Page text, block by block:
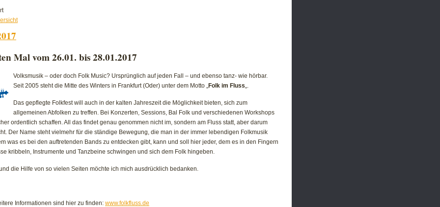
für
Ausschreibung
ART
der
2017
Mal vom 26.01. bis 28.01.2017
Volksmusik – oder doch Folk Music? Ursprünglich auf jeden Fall – und ebenso tanz- wie hörbar.
Seit 2005 steht die Mitte des Winters in Frankfurt (Oder) unter dem Motto „Folk im Fluss„.
Das gepflegte Folkfest will auch in der kalten Jahreszeit die Möglichkeit bieten, sich zum
allgemeinen Abfolken zu treffen. Bei Konzerten, Sessions, Bal Folk und verschiedenen Workshops
ordentlich schaffen. All das findet genau genommen nicht im, sondern am Fluss statt, aber darum
Der Name steht vielmehr für die ständige Bewegung, die man in der immer lebendigen Folkmusik
was es bei den auftretenden Bands zu entdecken gibt, kann und soll hier jeder, dem es in den Fingern
kribbeln, Instrumente und Tanzbeine schwingen und sich dem Folk hingeben.
die Hilfe von so vielen Seiten möchte ich mich ausdrücklich bedanken.
Informationen sind hier zu finden: www.folkfluss.de